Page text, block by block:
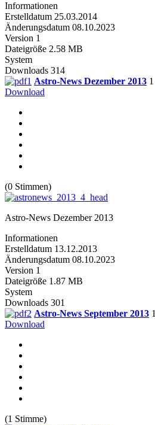
Informationen
Erstelldatum 25.03.2014
Änderungsdatum 08.10.2023
Version 1
Dateigröße 2.58 MB
System
Downloads 314
Astro-News Dezember 2013 1
Download
(0 Stimmen)
Astro-News Dezember 2013
Informationen
Erstelldatum 13.12.2013
Änderungsdatum 08.10.2023
Version 1
Dateigröße 1.87 MB
System
Downloads 301
Astro-News September 2013 1
Download
(1 Stimme)